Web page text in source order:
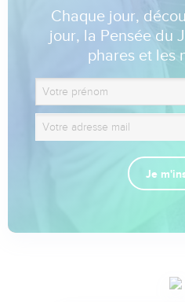
Chaque jour,
jour, la Pensée du
phares et les
Je